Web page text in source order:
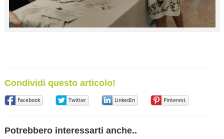
Condividi questo articolo!
Facebook Twitter LinkedIn Pinterest
Potrebbero interessarti anche..